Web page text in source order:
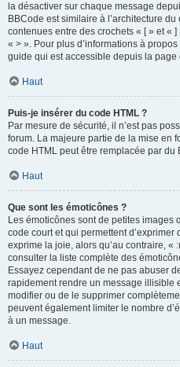
la désactiver sur chaque message
BBCode est similaire à l’architecture
contenues entre des crochets « [ » et «
« > ». Pour plus d’informations à
guide qui est accessible depuis la page
Haut
Puis-je insérer du code HTML ?
Par mesure de sécurité, il n’est pas
forum. La majeure partie de la mise en
code HTML peut être remplacée par du
Haut
Que sont les émoticônes ?
Les émoticônes sont de petites images
code court et qui permettent d’exprimer
exprime la joie, alors qu’au contraire, «
consulter la liste complète des
Essayez cependant de ne pas abuser
rapidement rendre un message illisible
modifier ou de le supprimer
peuvent également limiter le nombre
à un message.
Haut